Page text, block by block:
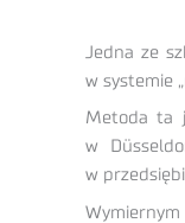
Jedna ze
w systemie
Metoda ta
w
w
Wymiernym